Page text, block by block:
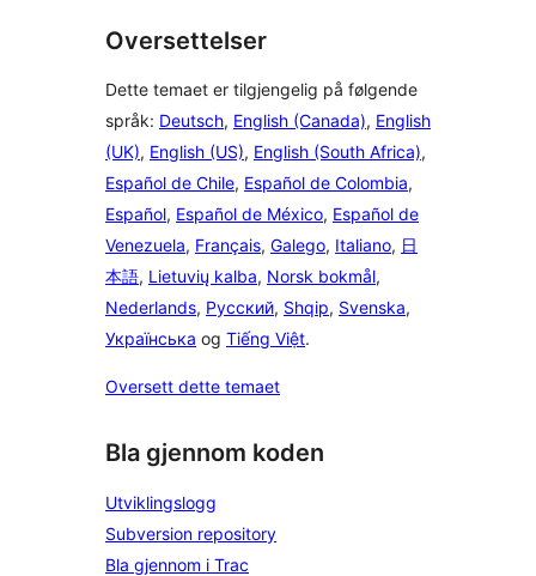
Oversettelser
Dette temaet er tilgjengelig på følgende
språk: Deutsch, English (Canada), English
(UK), English (US), English (South Africa),
Español de Chile, Español de Colombia,
Español, Español de México, Español de
Venezuela, Français, Galego, Italiano, 日
本語, Lietuvių kalba, Norsk bokmål,
Nederlands, Русский, Shqip, Svenska,
Українська og Tiếng Việt.
Oversett dette temaet
Bla gjennom koden
Utviklingslogg
Subversion repository
Bla gjennom i Trac